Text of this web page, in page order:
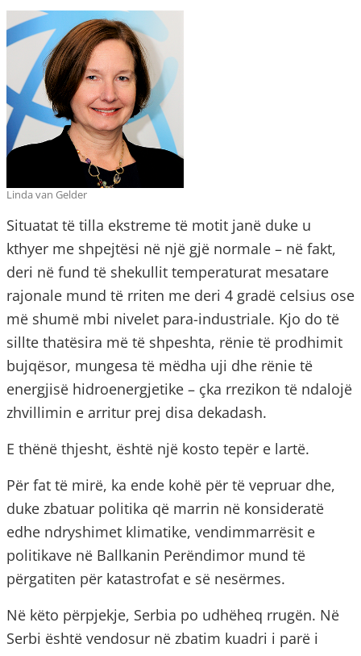
Linda van Gelder
Situatat të tilla ekstreme të motit janë duke u
kthyer me shpejtësi në një gjë normale – në fakt,
deri në fund të shekullit temperaturat mesatare
rajonale mund të rriten me deri 4 gradë celsius ose
më shumë mbi nivelet para-industriale. Kjo do të
sillte thatësira më të shpeshta, rënie të prodhimit
bujqësor, mungesa të mëdha uji dhe rënie të
energjisë hidroenergjetike – çka rrezikon të ndalojë
zhvillimin e arritur prej disa dekadash.
E thënë thjesht, është një kosto tepër e lartë.
Për fat të mirë, ka ende kohë për të vepruar dhe,
duke zbatuar politika që marrin në konsideratë
edhe ndryshimet klimatike, vendimmarrësit e
politikave në Ballkanin Perëndimor mund të
përgatiten për katastrofat e së nesërmes.
Në këto përpjekje, Serbia po udhëheq rrugën. Në
Serbi është vendosur në zbatim kuadri i parë i